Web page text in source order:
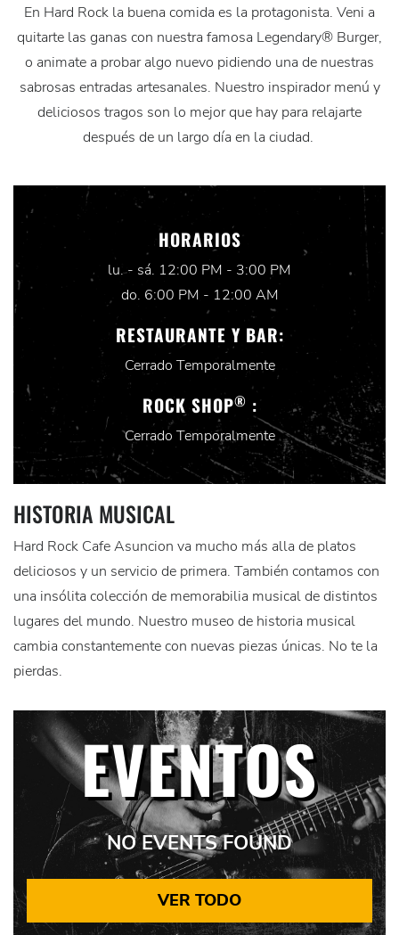
En Hard Rock la buena comida es la protagonista. Veni a
quitarte las ganas con nuestra famosa Legendary® Burger,
o animate a probar algo nuevo pidiendo una de nuestras
sabrosas entradas artesanales. Nuestro inspirador menú y
deliciosos tragos son lo mejor que hay para relajarte
después de un largo día en la ciudad.
HORARIOS
lu. - sá. 12:00 PM - 3:00 PM
do. 6:00 PM - 12:00 AM
RESTAURANTE Y BAR:
Cerrado Temporalmente
ROCK SHOP® :
Cerrado Temporalmente
HISTORIA MUSICAL
Hard Rock Cafe Asuncion va mucho más alla de platos
deliciosos y un servicio de primera. También contamos con
una insólita colección de memorabilia musical de distintos
lugares del mundo. Nuestro museo de historia musical
cambia constantemente con nuevas piezas únicas. No te la
pierdas.
EVENTOS
NO EVENTS FOUND
VER TODO